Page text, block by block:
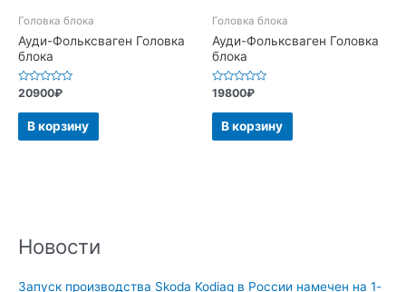
Новости
Запуск производства Skoda Kodiaq в России намечен на 1-
Головка блока
Ауди-Фольксваген Головка
блока
Оценка
0
из
20900₽
В корзину
Головка блока
Ауди-Фольксваген Головка
блока
Оценка
0
из
19800₽
В корзину